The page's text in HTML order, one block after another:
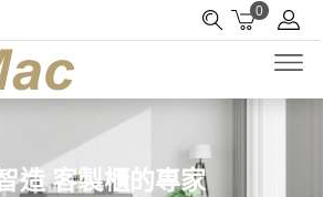
0
造 客製櫃的專家